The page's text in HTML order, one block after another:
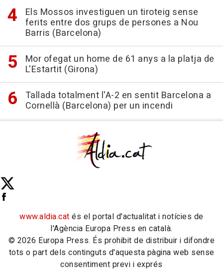
Els Mossos investiguen un tiroteig sense
ferits entre dos grups de persones a Nou
Barris (Barcelona)
Mor ofegat un home de 61 anys a la platja de
L'Estartit (Girona)
Tallada totalment l'A-2 en sentit Barcelona a
Cornellà (Barcelona) per un incendi
www.aldia.cat és el portal d'actualitat i notícies de
l'Agència Europa Press en català.
© 2026 Europa Press. És prohibit de distribuir i difondre
tots o part dels continguts d'aquesta pàgina web sense
consentiment previ i exprés